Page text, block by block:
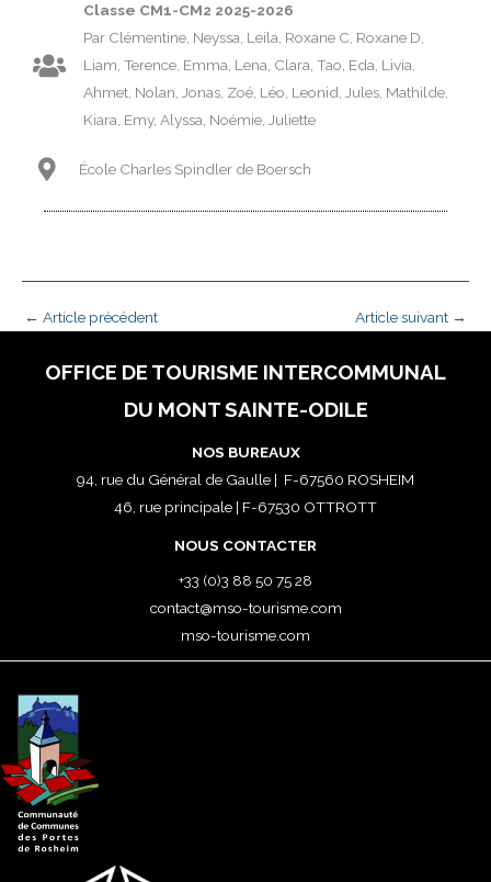
Classe CM1-CM2 2025-2026
Par Clémentine, Neyssa, Leila, Roxane C, Roxane D,
Liam, Terence, Emma, Lena, Clara, Tao, Eda, Livia,
Ahmet, Nolan, Jonas, Zoé, Léo, Leonid, Jules, Mathilde,
Kiara, Emy, Alyssa, Noémie, Juliette
École Charles Spindler de Boersch
← Article précédent Article suivant →
OFFICE DE TOURISME INTERCOMMUNAL
DU MONT SAINTE-ODILE
NOS BUREAUX
94, rue du Général de Gaulle | F-67560 ROSHEIM
46, rue principale | F-67530 OTTROTT
NOUS CONTACTER
+33 (0)3 88 50 75 28
contact@mso-tourisme.com
mso-tourisme.com